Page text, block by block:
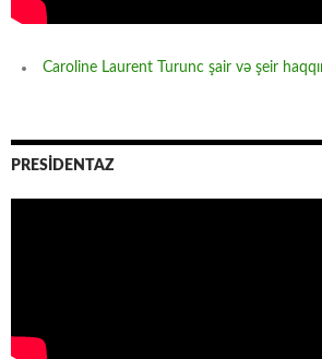
Caroline Laurent Turunc şair və şeir
PRESİDENTAZ